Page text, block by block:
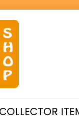
COLLECTOR